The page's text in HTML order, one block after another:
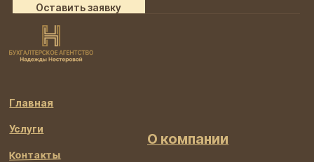
Оставить заявку
Контакты
Услуги
Главная